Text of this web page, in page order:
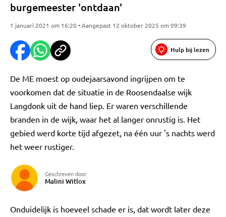
burgemeester 'ontdaan'
1 januari 2021 om 16:20 • Aangepast 12 oktober 2025 om 09:39
Hulp bij lezen
De ME moest op oudejaarsavond ingrijpen om te
voorkomen dat de situatie in de Roosendaalse wijk
Langdonk uit de hand liep. Er waren verschillende
branden in de wijk, waar het al langer onrustig is. Het
gebied werd korte tijd afgezet, na één uur 's nachts werd
het weer rustiger.
Geschreven door
Malini Witlox
Onduidelijk is hoeveel schade er is, dat wordt later deze